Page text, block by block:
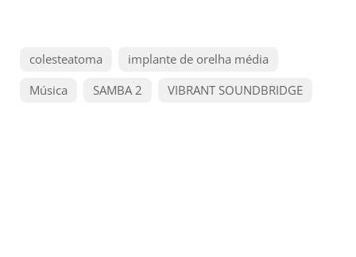
colesteatoma
implante de orelha média
Música
SAMBA 2 VIBRANT SOUNDBRIDGE